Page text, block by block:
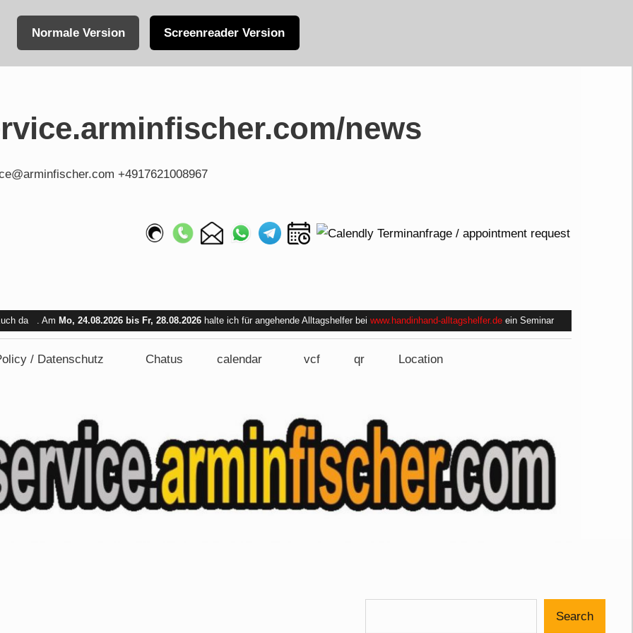
Normale Version Screenreader Version
news
+4917621008967
da . Am Mo, 24.08.2026 bis Fr, 28.08.2026 halte ich für angehende Alltagshelfer bei www.handinhand-alltagshelfer.de ein Seminar
Am Mi. 26.08.2026 sind wir nicht verfügbar.
/ Datenschutz Chatus calendar vcf qr Location
Search